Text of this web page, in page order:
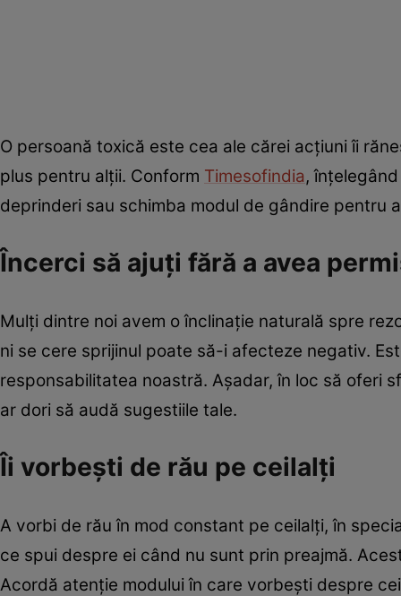
O persoană toxică este cea ale cărei acțiuni îi
plus pentru alţii. Conform Timesofindia,
deprinderi sau schimba modul de gândire pentru
Încerci să ajuţi fără a avea
Mulți dintre noi avem o înclinație naturală spre
ni se cere sprijinul poate să-i afecteze negativ.
responsabilitatea noastră. Aşadar, în loc să oferi
ar dori să audă sugestiile tale.
Îi vorbeşti de rău pe ceilalți
A vorbi de rău în mod constant pe ceilalţi, în
ce spui despre ei când nu sunt prin preajmă.
Acordă atenţie modului în care vorbești despre